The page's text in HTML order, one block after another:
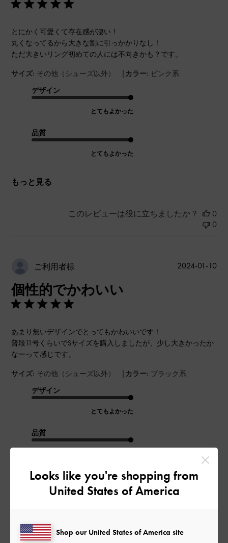
とにかく可愛くて存在感が凄い！
丸くなってるから大きな割に引っかかりなし！
ただ大きいリング初めての人には不向きかも？です。
サイズ: その他（シューズ以外） | カラー: ピンク系
デザイン
とてもよかった
品質
とてもよかった
もっと見る
このレビューは役に立ちましたか？
0
0
ご利用者様
個性的でかわいい
あまり無いデザインでとってもかわいいです！
普段11号くらいでSサイズを購入しましたが、少し大きかったか
なーって感じです。
サイズ: その他（シューズ以外） | カラー: ブラック系
デザイン
とてもよかった
品質
もっと見る
公
2024-01-10
Looks like you're shopping from
United States of America
Shop our United States of America site